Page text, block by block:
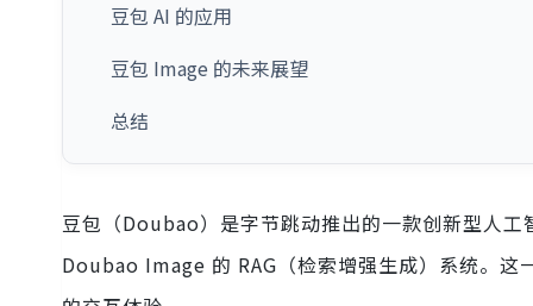
豆包 AI 的应用
豆包 Image 的未来展望
总结
豆包（Doubao）是字节跳动推出的一款创新型人
Doubao Image 的 RAG（检索增强生成）系统。这